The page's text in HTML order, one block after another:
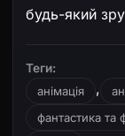
будь-який
Теги:
анімація
,
фантастика та